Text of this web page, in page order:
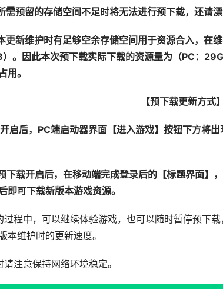
需预留的存储空间不足时将无法进行预下载，还请漂
更新维护时有足够空余存储空间用于资源合入，在
）。因此本次预下载实际下载的资源量为（PC：
用。
【预下载更新方式】
启后，PC端启动器界面【进入游戏】按钮下方将
下载开启后，在移动端完成登录后的【标题界面】
即可下载新版本游戏资源。
过程中，可以继续体验游戏，也可以随时暂停预下
本维护时的更新速度。
注意保持网络环境稳定。